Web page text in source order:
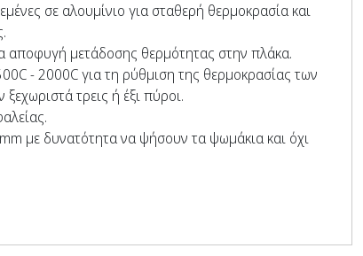
σε αλουμίνιο για σταθερή θερμοκρασία και
αποφυγή μετάδοσης θερμότητας στην πλάκα.
- 2000C για τη ρύθμιση της θερμοκρασίας των
τρεις ή έξι πύροι.
με δυνατότητα να ψήσουν τα ψωμάκια και όχι